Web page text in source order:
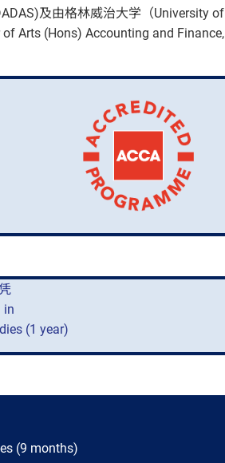
及由格林威治大学（University of
Arts (Hons) Accounting and Finance,
in
(1 year)
(9 months)